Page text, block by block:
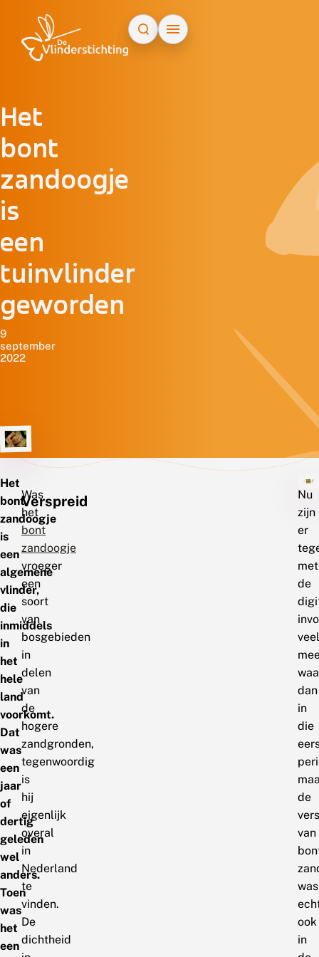
Het
bont
zandoogje
is
een
tuinvlinder
geworden
9
september
2022
Het
bont
zandoogje
is
een
algemene
vlinder,
die
inmiddels
in
het
hele
land
voorkomt.
Dat
was
een
jaar
of
dertig
geleden
wel
anders.
Toen
was
het
een
Was
het
bont
zandoogje
vroeger
een
soort
van
bosgebieden
in
delen
van
de
hogere
zandgronden,
tegenwoordig
is
hij
eigenlijk
overal
in
Nederland
te
vinden.
De
dichtheid
Verspreid
Nu
zijn
er
met
de
veel
dan
in
die
de
van
was
ook
in